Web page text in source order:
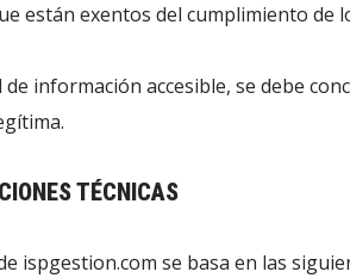
están exentos del cumplimiento
de información accesible, se debe
TÉCNICAS
ispgestion.com se basa en las